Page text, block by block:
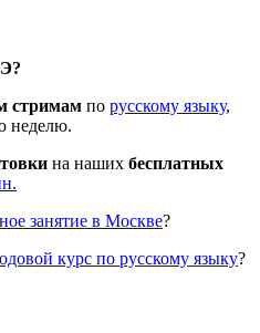
стримам по русскому языку,
неделю.
на наших бесплатных
занятие в Москве?
курс по русскому языку?